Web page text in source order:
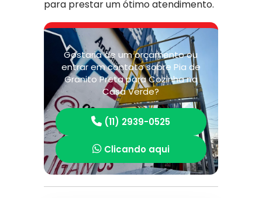
para prestar um ótimo atendimento.
Gostaria de um orçamento ou
entrar em contato sobre Pia de
Granito Preta para Cozinha na
Casa Verde?
(11) 2939-0525
Clicando aqui